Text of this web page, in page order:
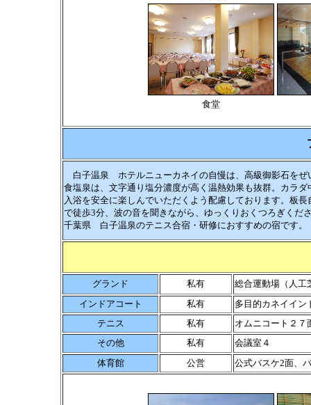
食堂
白子温泉 ホテルニューカネイの自慢は、高級御影石をぜ
食塩泉は、文字通り塩分濃度が高く温熱効果も抜群。カラ
入浴を安全に楽しんでいただくよう配慮しております。板
で徒歩3分、波の音を聞きながら、ゆっくりおくつろぎくだ
千葉県 白子温泉のテニス合宿・研修におすすめの宿です。
グランド 私有
総合運動場（人
インドアコート
私有
多目的カネイイン
テニス
私有
オムニコート２７
その他
私有
会議室４
体育館
公営 公式バスケ2面、